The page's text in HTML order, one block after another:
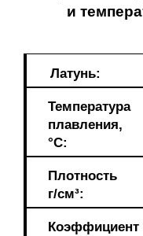
и
Латунь:
Температура
плавления,
°С:
Плотность
г/см³:
Коэффициент